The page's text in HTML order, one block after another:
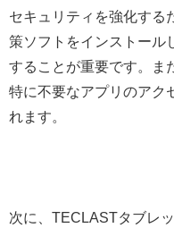
セキュリティを強化する
策ソフトをインストール
することが重要です。ま
特に不要なアプリのアク
れます。
次に、TECLASTタブレ